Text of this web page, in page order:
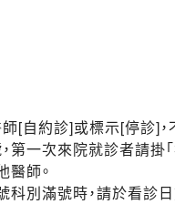
[自約診]或標示[停診]，
一次來院就診者請掛
醫師。
科別滿號時，請於看診